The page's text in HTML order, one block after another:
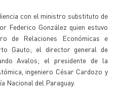
con el ministro substituto de
Federico González quien estuvo
de Relaciones Económicas e
Gauto; el director general de
Avalos; el presidente de la
ingeniero César Cardozo y
Nacional del Paraguay.